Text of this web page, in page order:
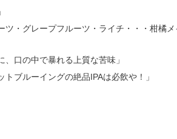
ツ・グレープフルーツ・ライチ・・・柑橘
口の中で暴れる上質な苦味」
ブルーイングの絶品IPAは必飲や！」